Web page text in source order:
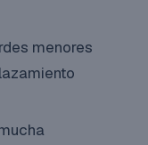
menores